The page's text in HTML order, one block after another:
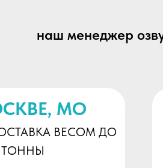
наш менеджер
МО
ВЕСОМ ДО
ТОННЫ